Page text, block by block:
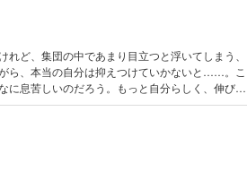
れど、集団の中であまり目立つと浮いてしまう、
ら、本当の自分は抑えつけていかないと……。こ
に息苦しいのだろう。もっと自分らしく、伸び伸
んな悩みをかかえるアナタにとっておきのアド
でも従わない生き方のすすめ。